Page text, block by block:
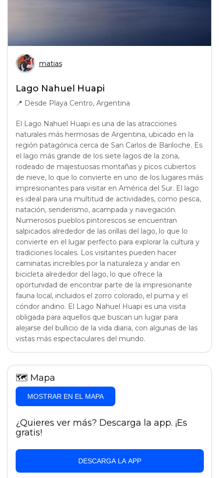
matias
Lago Nahuel Huapi
📍 Desde Playa Centro, Argentina
El Lago Nahuel Huapi es una de las atracciones
naturales más hermosas de Argentina, ubicado en la
región patagónica cerca de San Carlos de Bariloche. Es
el lago más grande de los siete lagos de la zona,
rodeado de majestuosas montañas y picos cubiertos
de nieve, lo que lo convierte en uno de los lugares más
impresionantes para visitar en América del Sur. El lago
es ideal para una multitud de actividades, como pesca,
natación, senderismo, acampada y navegación.
Numerosos pueblos pintorescos se encuentran
salpicados alrededor de las orillas del lago, lo que lo
convierte en el lugar perfecto para explorar la cultura y
tradiciones locales. Los visitantes pueden hacer
caminatas increíbles por la naturaleza y andar en
bicicleta alrededor del lago, lo que ofrece la
oportunidad de encontrar parte de la impresionante
fauna local, incluidos el zorro colorado, el puma y el
cóndor andino. El Lago Nahuel Huapi es una visita
obligada para aquellos que buscan un lugar para
alejarse del bullicio de la vida diaria, con algunas de las
vistas más espectaculares del mundo.
🗺 Mapa
MOSTRAR EN EL MAPA
¿Quieres ver más? Descarga la app. ¡Es
gratis!
DESCARGA LA APP